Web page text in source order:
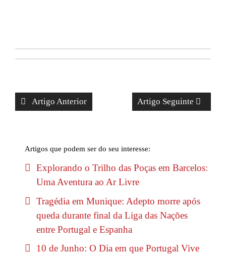
Artigo Anterior Artigo Seguinte
Artigos que podem ser do seu interesse:
Explorando o Trilho das Poças em Barcelos:
Uma Aventura ao Ar Livre
Tragédia em Munique: Adepto morre após
queda durante final da Liga das Nações
entre Portugal e Espanha
10 de Junho: O Dia em que Portugal Vive